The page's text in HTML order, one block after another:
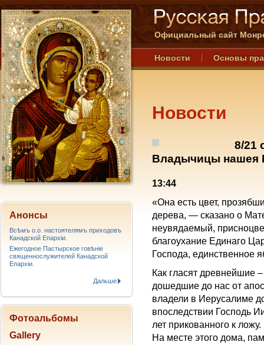
Официальный сайт
Новости Основы
Новости
8/21
Владычицы нашея
13:44
«Она есть цвет,
дерева, — сказано о
неувядаемый,
благоухание Единаго
Господа, единственное
Как гласят древнейшие
дошедшие до нас от
владели в Иерусалиме
впоследствии Господь
лет прикованного к ложу.
На месте этого дома,
Анонсы
Всѣмъ о.о. настоятелямъ приходовъ
Канадской Епархiи.
Ежегодное Пастырское говѣніе
священнослужителей Канадской
Епархіи.
Дальше
Фотоальбомы
Gallery